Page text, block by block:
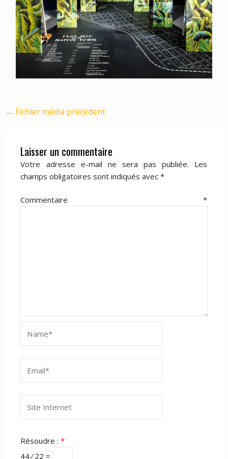
← Fichier média précédent
Laisser un commentaire
Votre adresse e-mail ne sera pas publiée.
Les
champs obligatoires sont indiqués avec*
Commentaire*
Internet
Résoudre :*
44 ⁄ 22 =